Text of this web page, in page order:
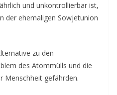
und unkontrollierbar ist,
der ehemaligen Sowjetunion
zu den
des Atommülls und die
Menschheit gefährden.